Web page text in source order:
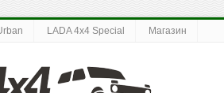
LADA 4x4 Special Магазин